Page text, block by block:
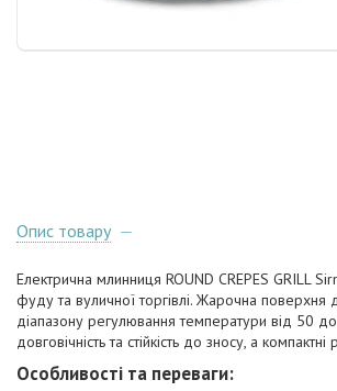
Опис товару
Електрична млинниця ROUND CREPES GRILL
фуду та вуличної торгівлі. Жарочна поверхня
діапазону регулювання температури від 50
довговічність та стійкість до зносу, а
Особливості та переваги: